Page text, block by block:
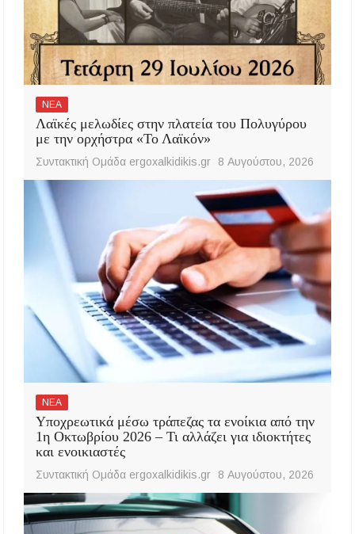
ΝΕΑ
Λαϊκές μελωδίες στην πλατεία του Πολυγύρου
με την ορχήστρα «Το Λαϊκόν»
Συντακτική Ομάδα ergoxalkidikis.gr 8 Αυγούστου, 2026
ΝΕΑ
Υποχρεωτικά μέσω τράπεζας τα ενοίκια από την
1η Οκτωβρίου 2026 – Τι αλλάζει για ιδιοκτήτες
και ενοικιαστές
Συντακτική Ομάδα ergoxalkidikis.gr 8 Αυγούστου, 2026